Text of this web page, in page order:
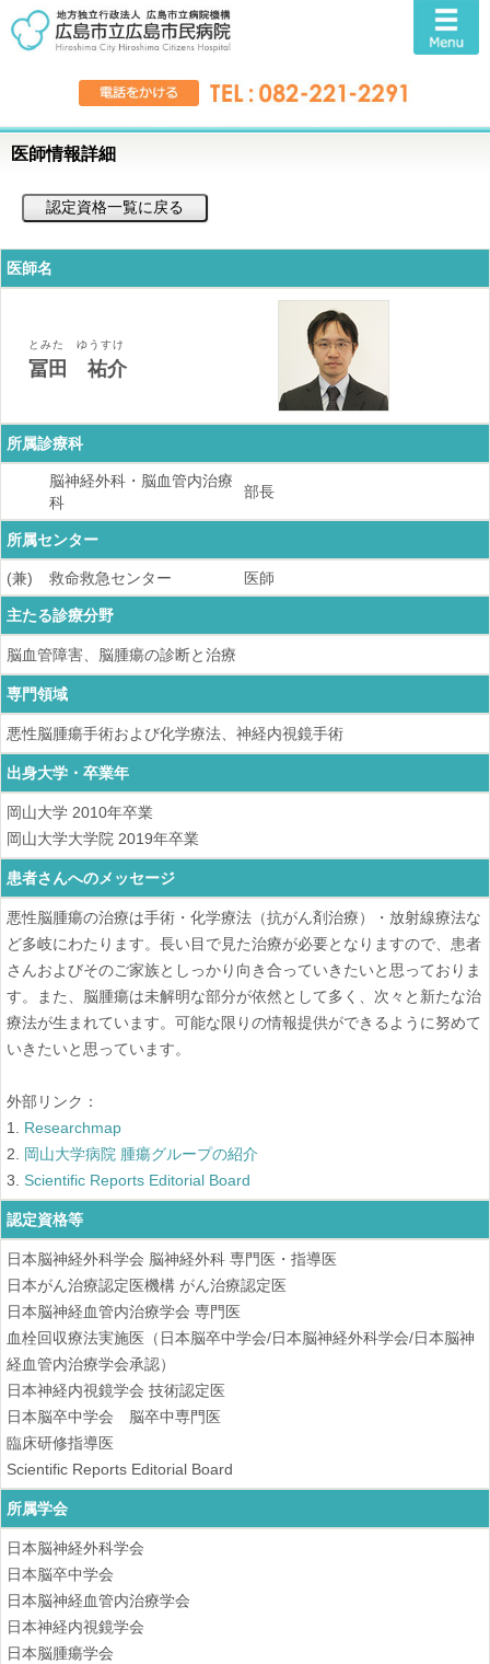
医師情報詳細
医師名
とみた ゆうすけ
冨田 祐介
所属診療科
脳神経外科・脳血管内治療
科
部長
所属センター
(兼) 救命救急センター 医師
主たる診療分野
脳血管障害、脳腫瘍の診断と治療
専門領域
悪性脳腫瘍手術および化学療法、神経内視鏡手術
出身大学・卒業年
岡山大学 2010年卒業
岡山大学大学院 2019年卒業
患者さんへのメッセージ
悪性脳腫瘍の治療は手術・化学療法（抗がん剤治療）・放射線療法な
ど多岐にわたります。長い目で見た治療が必要となりますので、患者
さんおよびそのご家族としっかり向き合っていきたいと思っておりま
す。また、脳腫瘍は未解明な部分が依然として多く、次々と新たな治
療法が生まれています。可能な限りの情報提供ができるように努めて
いきたいと思っています。
外部リンク：
1. Researchmap
2. 岡山大学病院 腫瘍グループの紹介
3. Scientific Reports Editorial Board
認定資格等
日本脳神経外科学会 脳神経外科 専門医・指導医
日本がん治療認定医機構 がん治療認定医
日本脳神経血管内治療学会 専門医
血栓回収療法実施医（日本脳卒中学会/日本脳神経外科学会/日本脳神
経血管内治療学会承認）
日本神経内視鏡学会 技術認定医
日本脳卒中学会 脳卒中専門医
臨床研修指導医
Scientific Reports Editorial Board
所属学会
日本脳神経外科学会
日本脳卒中学会
日本脳神経血管内治療学会
日本神経内視鏡学会
日本脳腫瘍学会